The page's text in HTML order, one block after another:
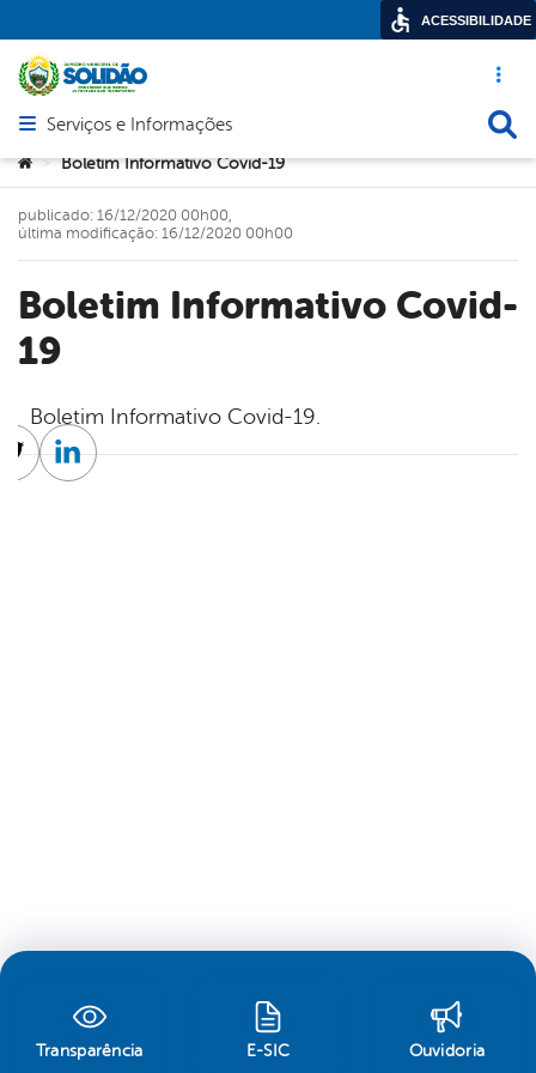
Acesso
Abrir menu principal de navegação
Serviços e Informações
Você está aqui:
> Boletim Informativo Covid-19
Boletim Informativo Covid-
19
publicado: 16/12/2020 00h00,
última modificação: 16/12/2020 00h00
Boletim Informativo Covid-19.
TwitterLinkedin
Transparência E-SIC Ouvidoria
ACESSIBILIDADE